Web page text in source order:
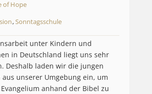
of Hope
,Sonntagsschule
unter Kindern und
in Deutschland liegt uns sehr
Deshalb laden wir die jungen
aus unserer Umgebung ein, um
anhand der Bibel zu